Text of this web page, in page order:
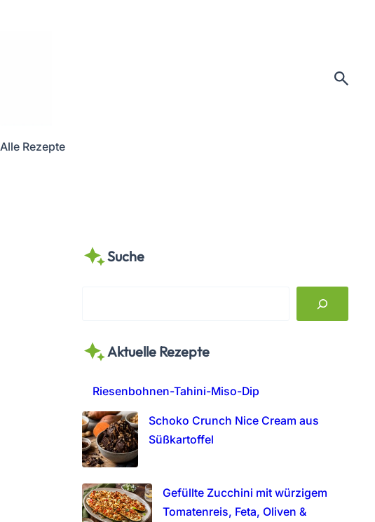
Alle Rezepte
Suche
r
Aktuelle Rezepte
Riesenbohnen-Tahini-Miso-Dip
Schoko Crunch Nice Cream aus
Süßkartoffel
Gefüllte Zucchini mit würzigem
Tomatenreis, Feta, Oliven &